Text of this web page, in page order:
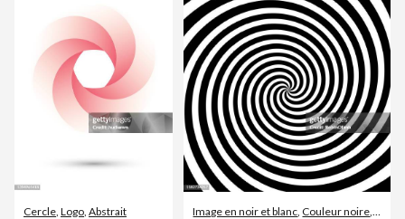
Cercle Logo Abstrait Image en noir et blanc Couleur noire